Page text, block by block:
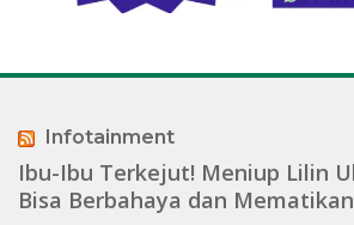
Infotainment
Ibu-Ibu Terkejut! Meniup Lilin
Bisa Berbahaya dan Mematikan